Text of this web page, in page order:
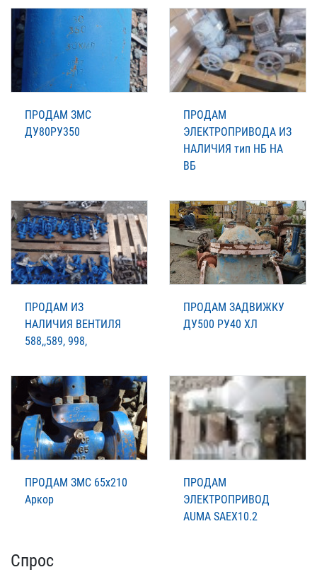
ПРОДАМ ЗМС
ДУ80РУ350
ПРОДАМ
ЭЛЕКТРОПРИВОДА ИЗ
НАЛИЧИЯ тип НБ НА
ВБ
ПРОДАМ ИЗ
НАЛИЧИЯ ВЕНТИЛЯ
588,,589, 998,
ПРОДАМ ЗАДВИЖКУ
ДУ500 РУ40 ХЛ
ПРОДАМ ЗМС 65х210
Аркор
ПРОДАМ
ЭЛЕКТРОПРИВОД
AUMA SAEX10.2
Спрос